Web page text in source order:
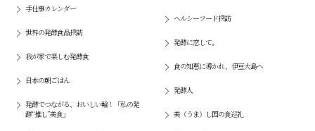
手仕事カレンダー
世界の発酵食品探訪
我が家で楽しむ発酵食
日本の朝ごはん
発酵でつながる、おいしい輪！「私の発
酵“推し”美食」
ヘルシーフード探訪
発酵に恋して。
食の知恵に導かれ、伊豆大島へ
発酵人
美（うま）し国の食巡礼